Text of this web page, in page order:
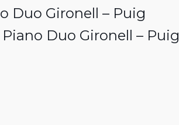
Duo Gironell – Puig
Duo Gironell – Puig